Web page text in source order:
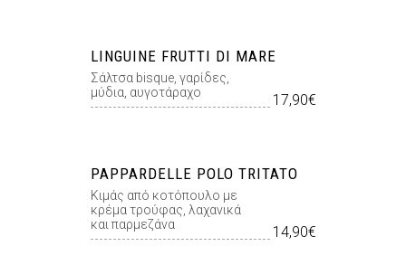
LINGUINE FRUTTI DI MARE
Σάλτσα bisque, γαρίδες,
μύδια, αυγοτάραχο
17,90€
PAPPARDELLE POLO TRITATO
Κιµάς από κοτόπουλο µε
κρέµα τρούφας, λαχανικά
και παρµεζάνα
14,90€